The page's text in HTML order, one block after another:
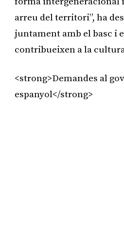
arreu del territori”, ha
juntament amb el basc i
contribueixen a la
<strong>Demandes al
espanyol</strong>